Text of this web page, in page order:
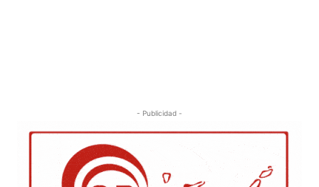
- Publicidad -